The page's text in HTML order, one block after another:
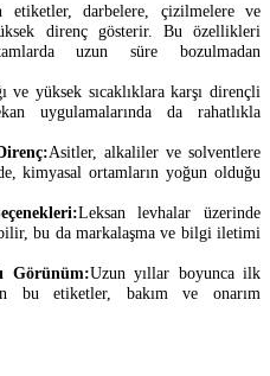
etiketler, darbelere, çizilmelere ve
direnç gösterir. Bu özellikleri
uzun süre bozulmadan
ve yüksek sıcaklıklara karşı dirençli
uygulamalarında da rahatlıkla
Asitler, alkaliler ve solventlere
kimyasal ortamların yoğun olduğu
Leksan levhalar üzerinde
bu da markalaşma ve bilgi iletimi
Görünüm:Uzun yıllar boyunca ilk
bu etiketler, bakım ve onarım